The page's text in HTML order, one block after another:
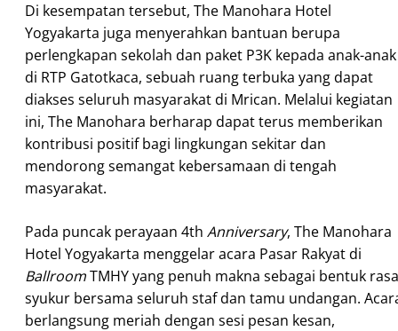
Di kesempatan tersebut, The Manohara Hotel
Yogyakarta juga menyerahkan bantuan berupa
perlengkapan sekolah dan paket P3K kepada anak-anak
di RTP Gatotkaca, sebuah ruang terbuka yang dapat
diakses seluruh masyarakat di Mrican. Melalui kegiatan
ini, The Manohara berharap dapat terus memberikan
kontribusi positif bagi lingkungan sekitar dan
mendorong semangat kebersamaan di tengah
masyarakat.
Pada puncak perayaan 4th Anniversary, The Manohara
Hotel Yogyakarta menggelar acara Pasar Rakyat di
BallroomTMHY yang penuh makna sebagai bentuk rasa
syukur bersama seluruh staf dan tamu undangan.
berlangsung meriah dengan sesi pesan kesan,